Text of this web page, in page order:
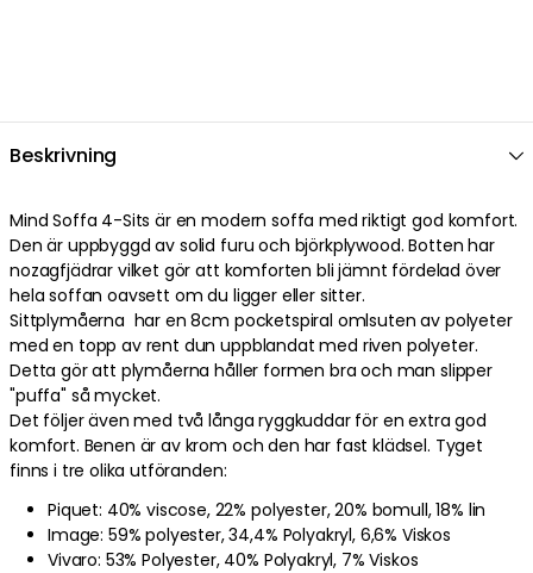
Beskrivning
Mind Soffa 4-Sits är en modern soffa med riktigt god komfort.
Den är uppbyggd av solid furu och björkplywood. Botten har
nozagfjädrar vilket gör att komforten bli jämnt fördelad över
hela soffan oavsett om du ligger eller sitter.
Sittplymåerna har en 8cm pocketspiral omlsuten av polyeter
med en topp av rent dun uppblandat med riven polyeter.
Detta gör att plymåerna håller formen bra och man slipper
"puffa" så mycket.
Det följer även med två långa ryggkuddar för en extra god
komfort. Benen är av krom och den har fast klädsel. Tyget
finns i tre olika utföranden:
Piquet: 40% viscose, 22% polyester, 20% bomull, 18% lin
Image: 59% polyester, 34,4% Polyakryl, 6,6% Viskos
Vivaro: 53% Polyester, 40% Polyakryl, 7% Viskos